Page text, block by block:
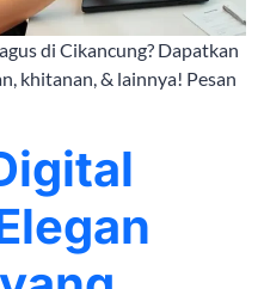
di Cikancung? Dapatkan
khitanan, & lainnya! Pesan